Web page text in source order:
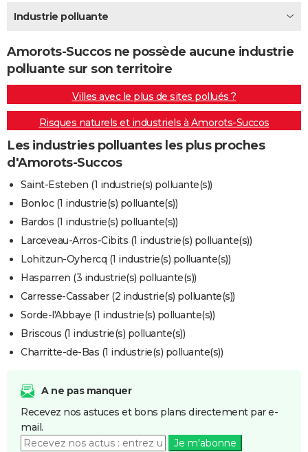
Destinations
City break
Voyage nature
Voyage de noces
Forum
Climat
+PHOTO
GUIDES D'ACHAT
BONS PLANS
CARTE DE VOEUX
Carte de Noël
Carte Bonne année
Carte Saint-Valentin
Carte Pâques
Carte d'anniversaire
DICTIONNAIRE
Dictionnaire
Biographies
Citations
Expressions
Proverbes
PROGRAMME TV
COPAINS D'AVANT
S'inscrire
Se connecter
Lycées
Collèges
Primaires
Universités
Entreprises
Service militaire
Avis de recherche
AVIS DE DÉCÈS
FORUM
Bricolage
Lifestyle
Culture
Sport
Auto
Television
Voyage
Cinema
Industrie polluante
Amorots-Succos ne possède aucune industrie
polluante sur son territoire
Villes avec le plus de sites pollués ?
Risques naturels et industriels à Amorots-Succos
Les industries polluantes les plus proches
d'Amorots-Succos
Saint-Esteben (1 industrie(s) polluante(s))
Bonloc (1 industrie(s) polluante(s))
Bardos (1 industrie(s) polluante(s))
Larceveau-Arros-Cibits (1 industrie(s) polluante(s))
Lohitzun-Oyhercq (1 industrie(s) polluante(s))
Hasparren (3 industrie(s) polluante(s))
Carresse-Cassaber (2 industrie(s) polluante(s))
Sorde-l'Abbaye (1 industrie(s) polluante(s))
Briscous (1 industrie(s) polluante(s))
Charritte-de-Bas (1 industrie(s) polluante(s))
A ne pas manquer
Recevez nos astuces et bons plans directement par e-
mail.
Je m'abonne